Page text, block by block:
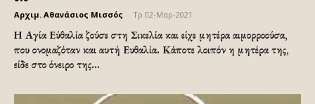
Αρχιμ. Αθανάσιος Μισσός Τρ 02-Μαρ-2021
Η Αγία Εύθαλία ζούσε στη Σικελία και είχε μητέρα αιμορροούσα,
που ονομαζόταν και αυτή Ευθαλία. Κάποτε λοιπόν η μητέρα της,
είδε στο όνειρο της...